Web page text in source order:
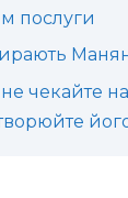
послуги
чекайте